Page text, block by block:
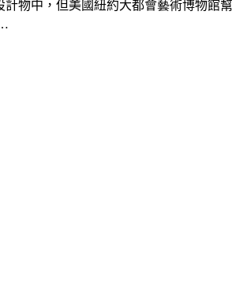
物中，但美國紐約大都會藝術博物館